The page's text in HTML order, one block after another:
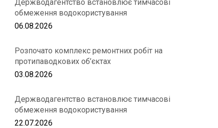
Держводагентство встановлює тимчасові
обмеження водокористування
06.08.2026
Розпочато комплекс ремонтних робіт на
протипаводкових об’єктах
03.08.2026
Держводагентство встановлює тимчасові
обмеження водокористування
22.07.2026